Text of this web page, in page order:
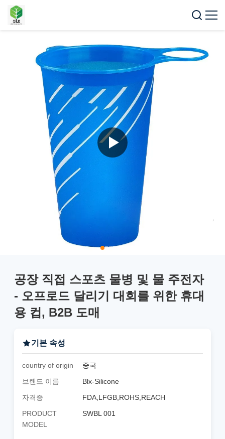
공장 직접 스포츠 물병 및 물 주전자
- 오프로드 달리기 대회를 위한 휴대
용 컵, B2B 도매
기본 속성
country of origin
중국
브랜드 이름
Blx-Silicone
자격증
FDA,LFGB,ROHS,REACH
PRODUCT
MODEL
SWBL 001